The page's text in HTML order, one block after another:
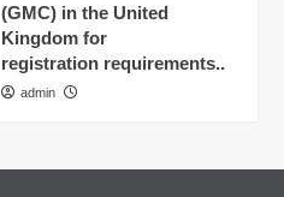
(GMC) in the United
Kingdom for
registration requirements..
admin